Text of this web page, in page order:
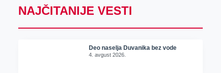
NAJČITANIJE VESTI
Deo naselja Duvanika bez vode
4. avgust 2026.